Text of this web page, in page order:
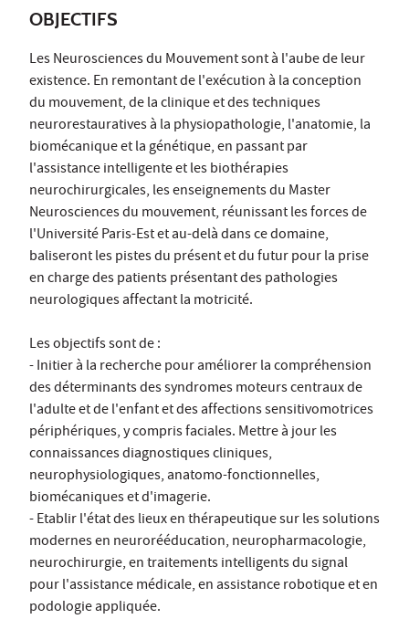
OBJECTIFS
Les Neurosciences du Mouvement sont à l'aube de leur
existence. En remontant de l'exécution à la conception
du mouvement, de la clinique et des techniques
neurorestauratives à la physiopathologie, l'anatomie, la
biomécanique et la génétique, en passant par
l'assistance intelligente et les biothérapies
neurochirurgicales, les enseignements du Master
Neurosciences du mouvement, réunissant les forces de
l'Université Paris-Est et au-delà dans ce domaine,
baliseront les pistes du présent et du futur pour la prise
en charge des patients présentant des pathologies
neurologiques affectant la motricité.
Les objectifs sont de :
- Initier à la recherche pour améliorer la compréhension
des déterminants des syndromes moteurs centraux de
l'adulte et de l'enfant et des affections sensitivomotrices
périphériques, y compris faciales. Mettre à jour les
connaissances diagnostiques cliniques,
neurophysiologiques, anatomo-fonctionnelles,
biomécaniques et d'imagerie.
- Etablir l'état des lieux en thérapeutique sur les solutions
modernes en neurorééducation, neuropharmacologie,
neurochirurgie, en traitements intelligents du signal
pour l'assistance médicale, en assistance robotique et en
podologie appliquée.